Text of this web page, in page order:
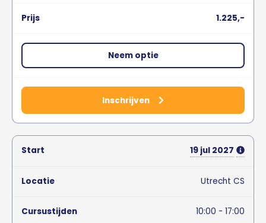
1.225,-
Neem optie
Inschrijven
19 jul 2027
Utrecht CS
10:00 - 17:00